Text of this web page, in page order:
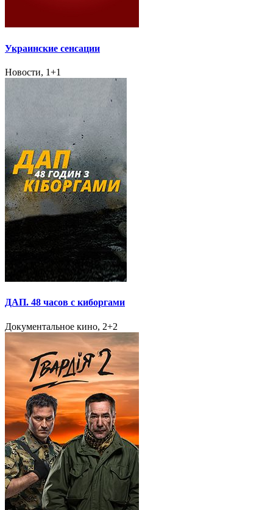
Украинские сенсации
Новости, 1+1
ДАП. 48 часов с киборгами
Документальное кино, 2+2